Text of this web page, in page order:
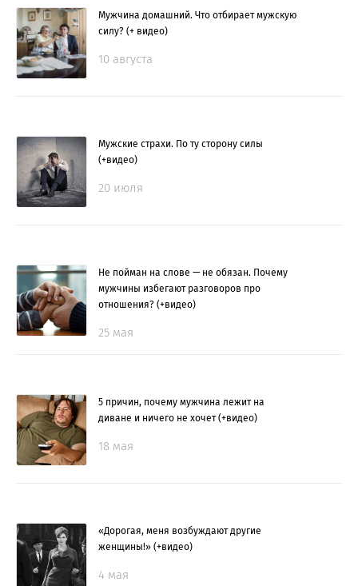
Мужчина домашний. Что отбирает мужскую
силу? (+ видео)
10 августа
Мужские страхи. По ту сторону силы
(+видео)
20 июля
Не пойман на слове — не обязан. Почему
мужчины избегают разговоров про
отношения? (+видео)
25 мая
5 причин, почему мужчина лежит на
диване и ничего не хочет (+видео)
18 мая
«Дорогая, меня возбуждают другие
женщины!» (+видео)
4 мая